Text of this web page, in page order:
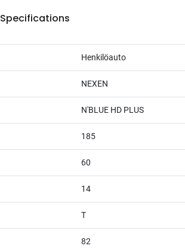
Specifications
Henkilöauto
NEXEN
N'BLUE HD PLUS
185
60
14
T
82